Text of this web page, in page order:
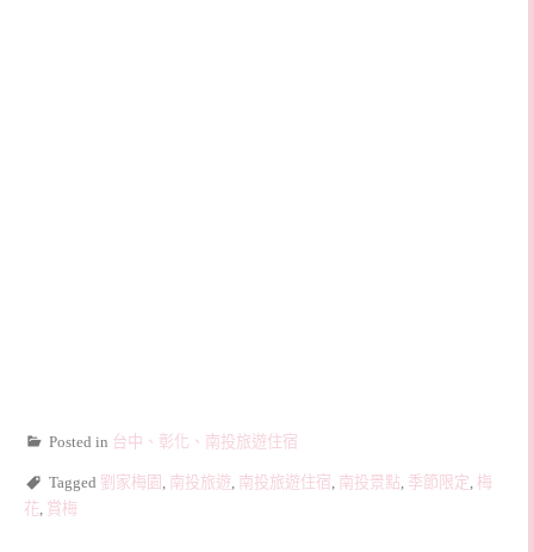
Posted in 台中、彰化、南投旅遊住宿
Tagged 劉家梅園 , 南投旅遊, 南投旅遊住宿, 南投景點, 季節限定, 梅
花, 賞梅